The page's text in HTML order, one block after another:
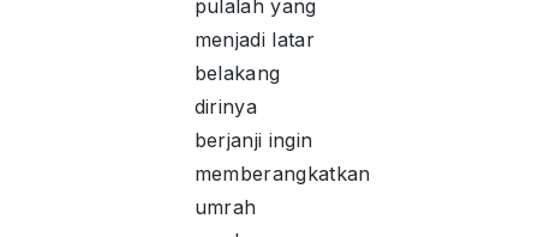
pulalah yang
menjadi latar
belakang
dirinya
berjanji ingin
memberangkatkan
umrah